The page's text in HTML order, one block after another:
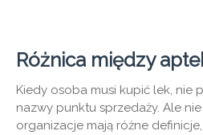
Różnica między
Kiedy osoba musi kupić lek, nie
nazwy punktu sprzedaży. Ale
organizacje mają różne